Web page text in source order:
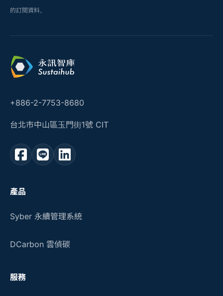
的訂閱資料。
+886-2-7753-8680
台北市中山區玉門街1號 CIT
產品
Syber 永續管理系統
DCarbon 雲偵碳
服務